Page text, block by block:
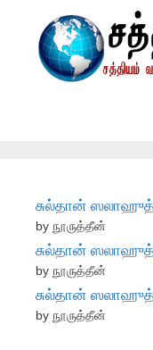
சுல்தான்
by நூருத்தீன்
சுல்தான்
by நூருத்தீன்
சுல்தான்
by நூருத்தீன்